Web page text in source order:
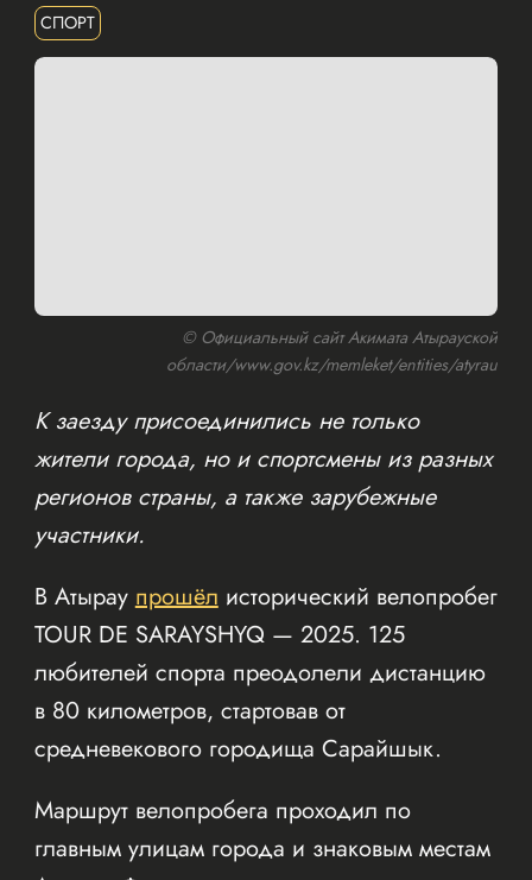
СПОРТ
© Официальный сайт Акимата Атырауской
области/www.gov.kz/memleket/entities/atyrau
К заезду присоединились не только
жители города, но и спортсмены из разных
регионов страны, а также зарубежные
участники.
В Атыраупрошёлисторический велопробег
TOUR DE SARAYSHYQ — 2025. 125
любителей спорта преодолели дистанцию
в 80 километров, стартовав от
средневекового городища Сарайшык.
Маршрут велопробега проходил по
главным улицам города и знаковым местам